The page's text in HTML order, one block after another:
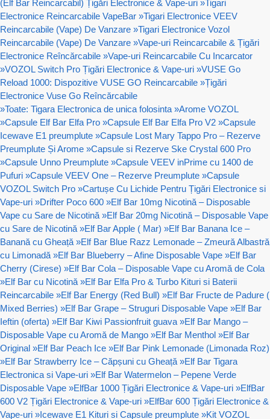
(Elf Bar Reincarcabil) Țigări Electronice & Vape-uri »Tigari
Electronice Reincarcabile VapeBar »Tigari Electronice VEEV
Reincarcabile (Vape) De Vanzare »Tigari Electronice Vozol
Reincarcabile (Vape) De Vanzare »Vape-uri Reincarcabile & Țigări
Electronice Reîncărcabile »Vape-uri Reincarcabile Cu Incarcator
»VOZOL Switch Pro Țigări Electronice & Vape-uri »VUSE Go
Reload 1000: Dispozitive VUSE GO Reincarcabile »Țigări
Electronice Vuse Go Reîncărcabile
»Toate: Tigara Electronica de unica folosinta »Arome VOZOL
»Capsule Elf Bar Elfa Pro »Capsule Elf Bar Elfa Pro V2 »Capsule
Icewave E1 preumplute »Capsule Lost Mary Tappo Pro – Rezerve
Preumplute Și Arome »Capsule si Rezerve Ske Crystal 600 Pro
»Capsule Unno Preumplute »Capsule VEEV inPrime cu 1400 de
Pufuri »Capsule VEEV One – Rezerve Preumplute »Capsule
VOZOL Switch Pro »Cartușe Cu Lichide Pentru Țigări Electronice si
Vape-uri »Drifter Poco 600 »Elf Bar 10mg Nicotină – Disposable
Vape cu Sare de Nicotină »Elf Bar 20mg Nicotină – Disposable Vape
cu Sare de Nicotină »Elf Bar Apple ( Mar) »Elf Bar Banana Ice –
Banană cu Gheață »Elf Bar Blue Razz Lemonade – Zmeură Albastră
cu Limonadă »Elf Bar Blueberry – Afine Disposable Vape »Elf Bar
Cherry (Cirese) »Elf Bar Cola – Disposable Vape cu Aromă de Cola
»Elf Bar cu Nicotină »Elf Bar Elfa Pro & Turbo Kituri si Baterii
Reincarcabile »Elf Bar Energy (Red Bull) »Elf Bar Fructe de Padure (
Mixed Berries) »Elf Bar Grape – Struguri Disposable Vape »Elf Bar
Ieftin (oferta) »Elf Bar Kiwi Passionfruit guava »Elf Bar Mango –
Disposable Vape cu Aromă de Mango »Elf Bar Menthol »Elf Bar
Original »Elf Bar Peach Ice »Elf Bar Pink Lemonade (Limonada Roz)
»Elf Bar Strawberry Ice – Căpșuni cu Gheață »Elf Bar Tigara
Electronica si Vape-uri »Elf Bar Watermelon – Pepene Verde
Disposable Vape »ElfBar 1000 Țigări Electronice & Vape-uri »ElfBar
600 V2 Țigări Electronice & Vape-uri »ElfBar 600 Țigări Electronice &
Vape-uri »Icewave E1 Kituri si Capsule preumplute »Kit VOZOL